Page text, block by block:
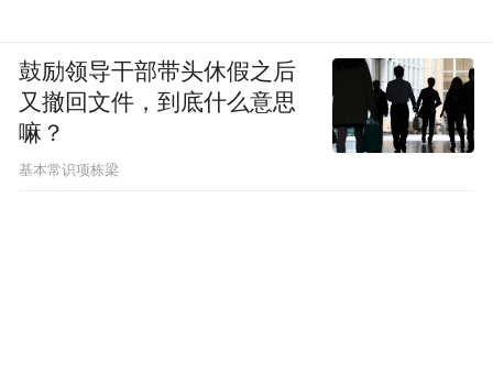
鼓励领导干部带头休假之后
又撤回文件，到底什么意思
嘛？
基本常识项栋梁